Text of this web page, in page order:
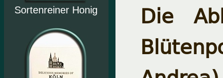
Sortenreiner Honig
Die